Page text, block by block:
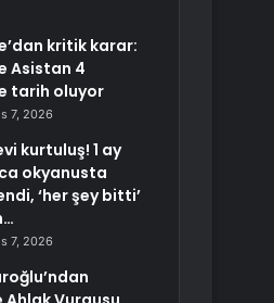
kritik karar:
Asistan 4
tarih oluyor
7, 2026
kurtuluş! 1 ay
okyanusta
‘her şey bitti’
7, 2026